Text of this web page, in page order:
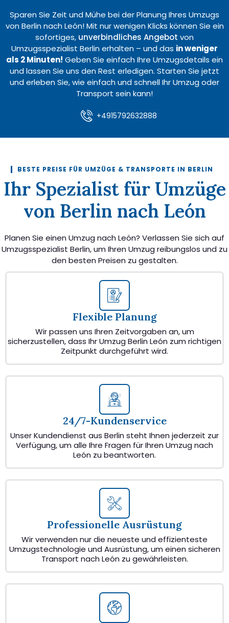
Sparen Sie Zeit und Mühe bei der Planung Ihres Umzugs
von Berlin nach León! Mit nur wenigen Klicks können Sie ein
sofortiges, unverbindliches Angebot von
Umzugsspezialist Berlin erhalten – und das in weniger
als 2 Minuten! Geben Sie einfach Ihre Umzugsdetails ein
und lassen Sie uns den Rest erledigen. Starten Sie jetzt
und erleben Sie, wie einfach und schnell Ihr Umzug oder
Transport sein kann!
+4915792632888
BESTE PREISE FÜR UMZÜGE & TRANSPORTE IN BERLIN
Ihr Spezialist für Umzüge
von Berlin nach León
Planen Sie einen Umzug nach León? Verlassen Sie sich auf
Umzugsspezialist Berlin, um Ihren Umzug reibungslos und zu
den besten Preisen zu gestalten.
Flexible Planung
Wir passen uns Ihren Zeitvorgaben an, um
sicherzustellen, dass Ihr Umzug Berlin León zum richtigen
Zeitpunkt durchgeführt wird.
24/7-Kundenservice
Unser Kundendienst aus Berlin steht Ihnen jederzeit zur
Verfügung, um alle Ihre Fragen für Ihren Umzug nach
León zu beantworten.
Professionelle Ausrüstung
Wir verwenden nur die neueste und effizienteste
Umzugstechnologie und Ausrüstung, um einen sicheren
Transport nach León zu gewährleisten.